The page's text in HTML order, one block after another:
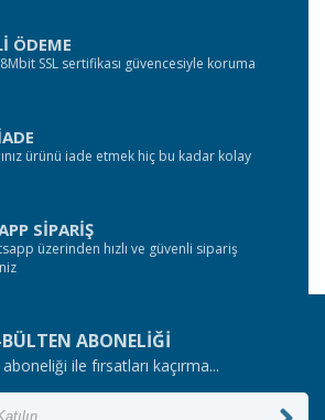
ÖDEME
SSL sertifikası güvencesiyle koruma
ürünü iade etmek hiç bu kadar kolay
SİPARİŞ
üzerinden hızlı ve güvenli sipariş
BÜLTEN ABONELİĞİ
ile fırsatları kaçırma...